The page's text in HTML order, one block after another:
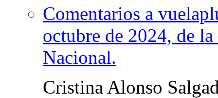
Comentarios a
octubre de 2024, de
Nacional.
Cristina Alonso